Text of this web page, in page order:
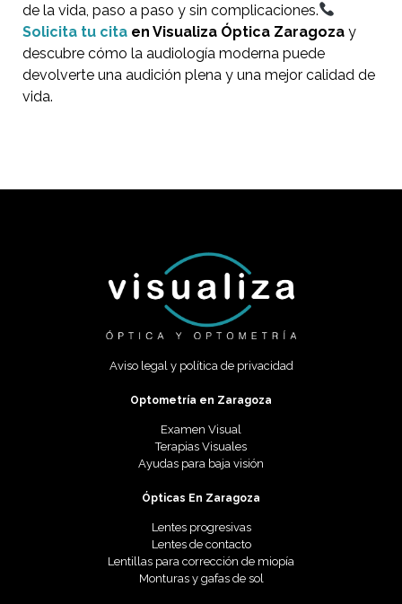
de la vida, paso a paso y sin complicaciones.
Solicita tu cita en Visualiza Óptica Zaragozay
descubre cómo la audiología moderna puede
devolverte una audición plena y una mejor calidad de
vida.
Aviso legal y política de privacidad
Optometría en Zaragoza
Examen Visual
Terapias Visuales
Ayudas para baja visión
Ópticas En Zaragoza
Lentes progresivas
Lentes de contacto
Lentillas para corrección de miopía
Monturas y gafas de sol